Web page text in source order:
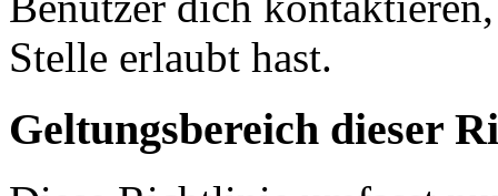
Stelle erlaubt hast.
Geltungsbereich dieser